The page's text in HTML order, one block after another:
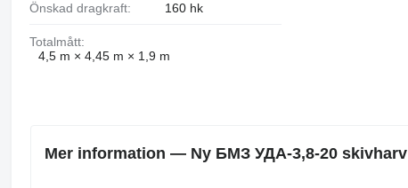
Önskad dragkraft: 160 hk
Totalmått:
4,5 m × 4,45 m × 1,9 m
Mer information — Ny БМЗ УДА-3,8-20 skivharv